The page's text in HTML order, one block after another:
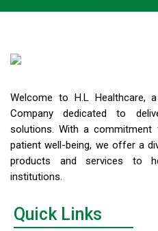
Welcome to H.L Healthcare,
Company dedicated to
solutions. With a commitment
patient well-being, we offer a
products and services to
institutions.
Quick Links